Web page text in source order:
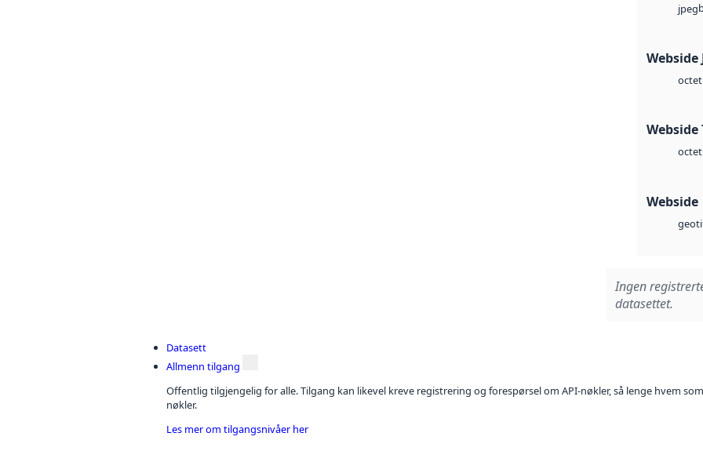
jpeg
Webside
octet
Webside
octet
Webside
Ingen
datasettet.
Datasett
Allmenn tilgang
Offentlig tilgjengelig for alle. Tilgang kan likevel kreve registrering og forespørsel om API-nøkler, så lenge hvem
nøkler.
Les mer om tilgangsnivåer her